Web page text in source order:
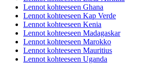
Lennot kohteeseen Ghana
Lennot kohteeseen Kap Verde
Lennot kohteeseen Kenia
Lennot kohteeseen Madagaskar
Lennot kohteeseen Marokko
Lennot kohteeseen Mauritius
Lennot kohteeseen Uganda